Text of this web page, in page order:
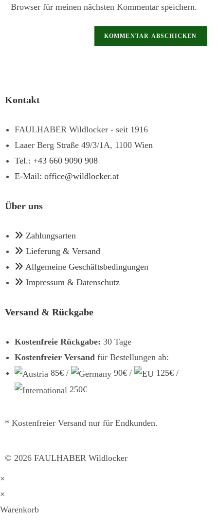
Browser für meinen nächsten Kommentar speichern.
Kontakt
FAULHABER Wildlocker - seit 1916
Laaer Berg Straße 49/3/1A, 1100 Wien
Tel.: +43 660 9090 908
E-Mail: office@wildlocker.at
Über uns
Zahlungsarten
Lieferung & Versand
Allgemeine Geschäftsbedingungen
Impressum & Datenschutz
Versand & Rückgabe
Kostenfreie Rückgabe: 30 Tage
Kostenfreier Versand für Bestellungen ab:
85€ /
90€ /
125€ /
250€
* Kostenfreier Versand nur für Endkunden.
© 2026 FAULHABER Wildlocker
×
×
Warenkorb